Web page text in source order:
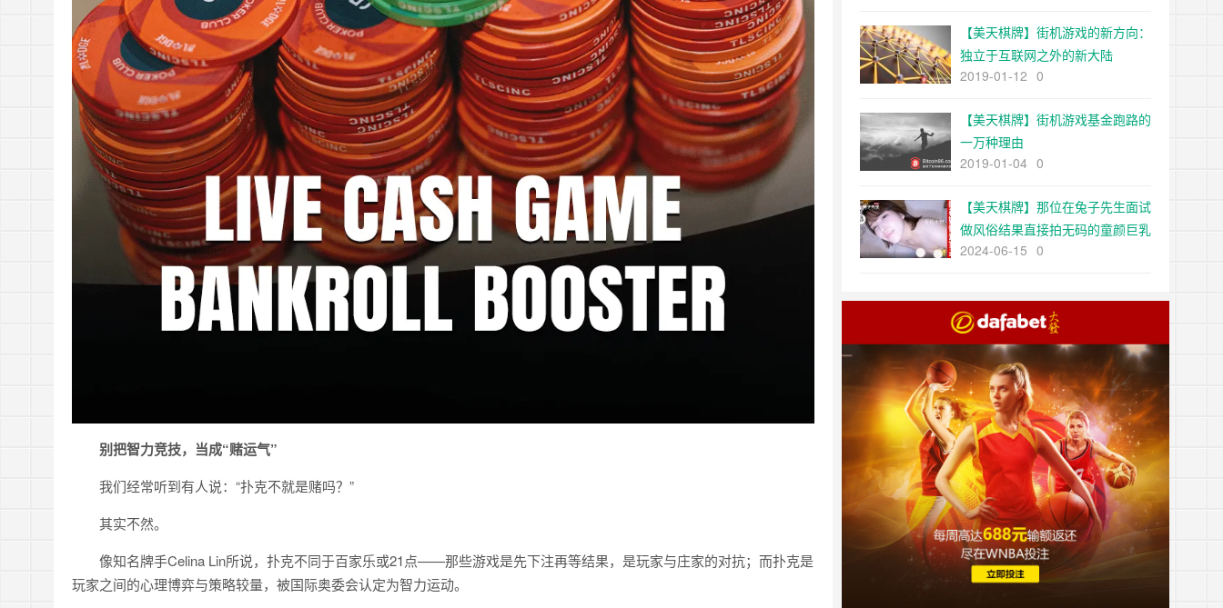
别把智力竞技，当成“赌运气”
我们经常听到有人说：“扑克不就是赌吗？”
其实不然。
像知名牌手Celina Lin所说，扑克不同于百家乐或21点——那些游戏是先下注再等结果，是玩家与庄家的对抗；而扑克是
玩家之间的心理博弈与策略较量，被国际奥委会认定为智力运动。
【美天棋牌】街机游戏的新方向：
独立于互联网之外的新大陆
2019-01-12 0
【美天棋牌】街机游戏基金跑路的
一万种理由
2019-01-04 0
【美天棋牌】那位在兔子先生面试
做风俗结果直接拍无码的童颜巨乳
一线鲍是？【EV扑克官网】
2024-06-15 0